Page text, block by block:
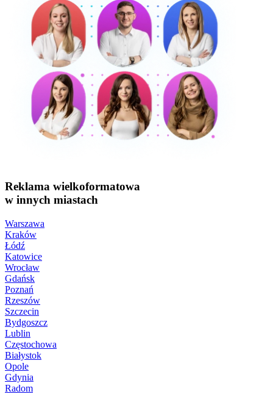
Reklama wielkoformatowa
w innych miastach
Warszawa
Kraków
Łódź
Katowice
Wrocław
Gdańsk
Poznań
Rzeszów
Szczecin
Bydgoszcz
Lublin
Częstochowa
Białystok
Opole
Gdynia
Radom